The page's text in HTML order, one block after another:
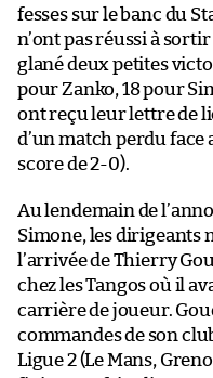
fesses sur le banc du
n’ont pas réussi à
glané deux petites
pour Zanko, 18 pour
ont reçu leur lettre de
d’un match perdu face
score de 2-0).
Au lendemain de
Simone, les dirigeants
l’arrivée de Thierry
chez les Tangos où il
carrière de joueur.
commandes de son
Ligue 2 (Le Mans,